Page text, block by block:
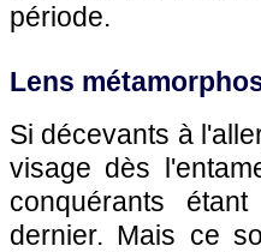
période.
Lens
Si décevants à
visage dès
conquérants
dernier. Mais ce